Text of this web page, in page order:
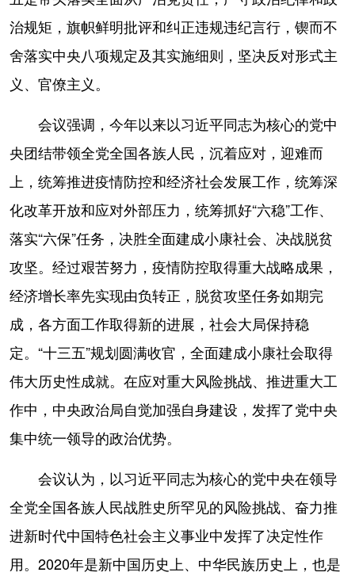
治规矩，旗帜鲜明批评和纠正违规违纪言行，锲而不
舍落实中央八项规定及其实施细则，坚决反对形式主
义、官僚主义。
会议强调，今年以来以习近平同志为核心的党中
央团结带领全党全国各族人民，沉着应对，迎难而
上，统筹推进疫情防控和经济社会发展工作，统筹深
化改革开放和应对外部压力，统筹抓好“六稳”工作、
落实“六保”任务，决胜全面建成小康社会、决战脱贫
攻坚。经过艰苦努力，疫情防控取得重大战略成果，
经济增长率先实现由负转正，脱贫攻坚任务如期完
成，各方面工作取得新的进展，社会大局保持稳
定。“十三五”规划圆满收官，全面建成小康社会取得
伟大历史性成就。在应对重大风险挑战、推进重大工
作中，中央政治局自觉加强自身建设，发挥了党中央
集中统一领导的政治优势。
会议认为，以习近平同志为核心的党中央在领导
全党全国各族人民战胜史所罕见的风险挑战、奋力推
进新时代中国特色社会主义事业中发挥了决定性作
用。2020年是新中国历史上、中华民族历史上，也是